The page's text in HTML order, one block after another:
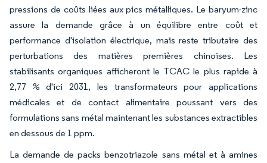
pressions de coûts liées aux pics métalliques. Le baryum-zinc
assure la demande grâce à un équilibre entre coût et
performance d'isolation électrique, mais reste tributaire des
perturbations des matières premières chinoises. Les
stabilisants organiques afficheront le TCAC le plus rapide à
2,77 % d'ici 2031, les transformateurs pour applications
médicales et de contact alimentaire poussant vers des
formulations sans métal maintenant les substances extractibles
en dessous de 1 ppm.
La demande de packs benzotriazole sans métal et à amines